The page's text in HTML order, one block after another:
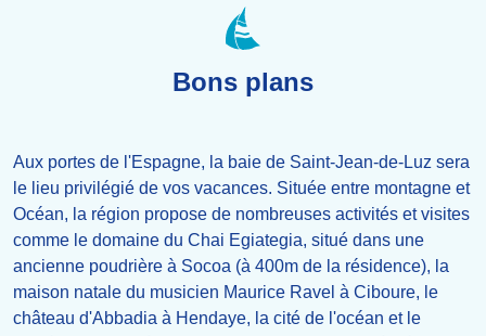
Bons plans
Aux portes de l'Espagne, la baie de Saint-Jean-de-Luz sera
le lieu privilégié de vos vacances. Située entre montagne et
Océan, la région propose de nombreuses activités et visites
comme le domaine du Chai Egiategia, situé dans une
ancienne poudrière à Socoa (à 400m de la résidence), la
maison natale du musicien Maurice Ravel à Ciboure, le
château d'Abbadia à Hendaye, la cité de l'océan et le